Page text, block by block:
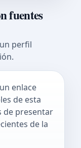
fuentes
perfil
enlace
de esta
de presentar
de la